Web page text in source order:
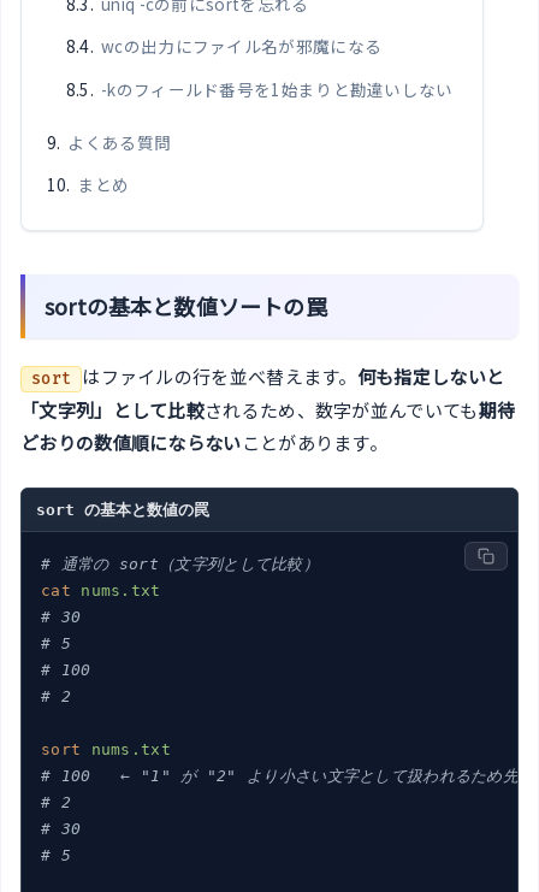
wcの出力にファイル名が邪魔になる
-kのフィールド番号を1始まりと勘違いしない
よくある質問
まとめ
sortの基本と数値ソートの罠
sort はファイルの行を並べ替えます。 何も指定しないと
「文字列」として比較されるため、数字が並んでいても期待
どおりの数値順にならないことがあります。
sort の基本と数値の罠
# 通常の sort（文字列として比較）
cat
nums.txt
# 30
# 5
# 100
# 2
sort
nums.txt
# 100   ← "1" が "2" より小さい文字として扱われるため先頭
# 2
# 30
# 5